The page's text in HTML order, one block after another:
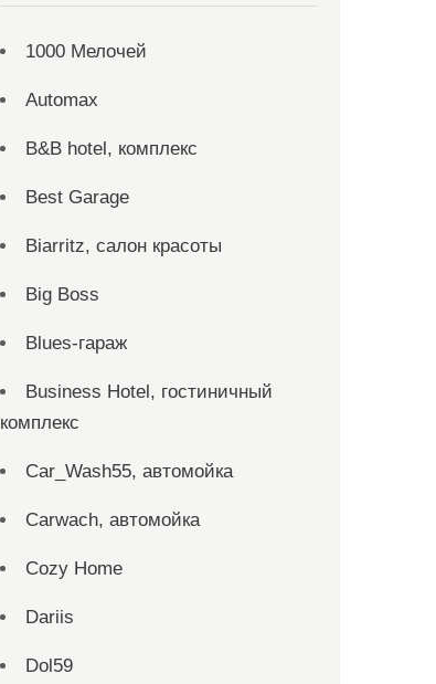
1000 Мелочей
Automax
B&B hotel, комплекс
Best Garage
Biarritz, салон красоты
Big Boss
Blues-гараж
Business Hotel, гостиничный
комплекс
Car_Wash55, автомойка
Carwach, автомойка
Cozy Home
Dariis
Dol59